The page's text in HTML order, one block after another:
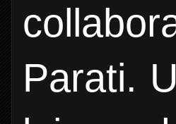
Parati.